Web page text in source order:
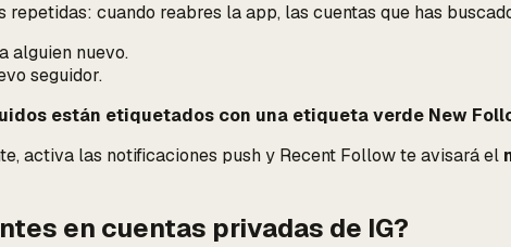
cuando reabres la app, las cuentas que has
alguien nuevo.
seguidor.
están etiquetados con una etiqueta verde New
activa las notificaciones push y Recent Follow te avisará el
en cuentas privadas de IG?